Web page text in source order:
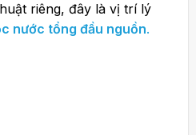
riêng, đây là vị trí lý
nước tổng đầu nguồn.